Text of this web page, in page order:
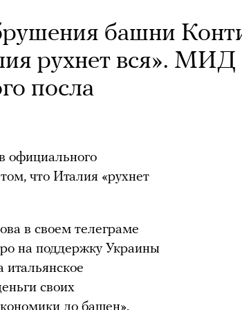
башни
рухнет вся». МИД
посла
официального
что Италия «рухнет
в своем телеграме
на поддержку Украины
итальянское
своих
до башен».